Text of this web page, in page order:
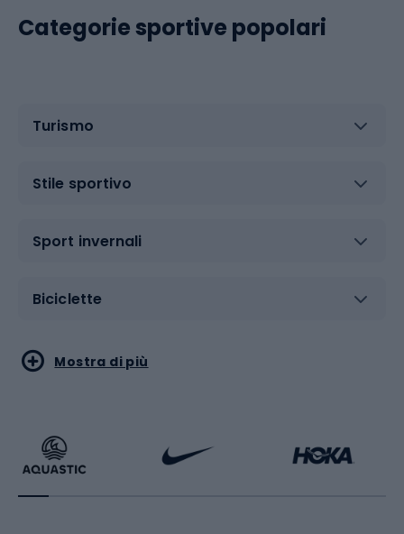
Categorie sportive popolari
Turismo
Stile sportivo
Sport invernali
Biciclette
Sport acquatici
Bikepacking
Sport di arti marziali
Sport con le racchette
Mostra di più